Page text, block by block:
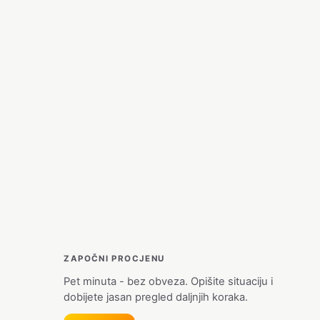
ZAPOČNI PROCJENU
Pet minuta - bez obveza. Opišite situaciju i
dobijete jasan pregled daljnjih koraka.